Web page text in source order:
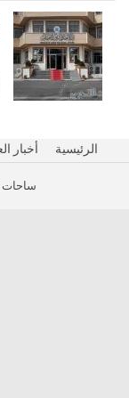
الرئيسية أخبار
ساحات التحرير 2023